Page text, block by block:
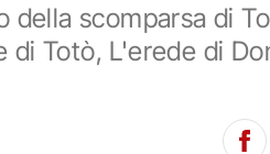
della scomparsa di
Totò, L'erede di